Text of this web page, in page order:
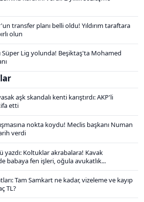
transfer planı belli oldu! Yıldırım taraftara
olun
Süper Lig yolunda! Beşiktaş'ta Mohamed
aşk skandalı kenti karıştırdı: AKP'li
etti
nokta koydu! Meclis başkanı Numan
verdi
yazdı: Koltuklar akrabalara! Kavak
babaya fen işleri, oğula avukatlık...
Tam Samkart ne kadar, vizeleme ve kayıp
TL?